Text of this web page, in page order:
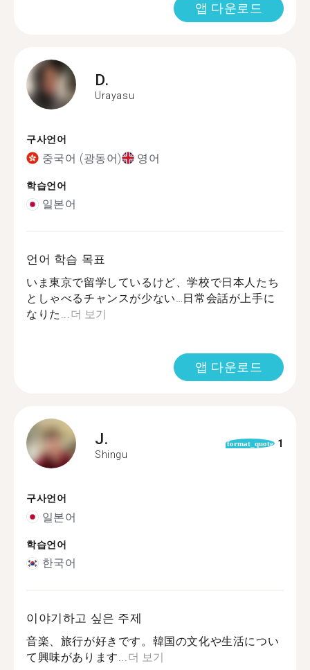
앱 다운로드
D.
Urayasu
구사언어
중국어 (광동어) 영어
학습언어
일본어
언어 학습 목표
いま東京で留学しているけど、学校で日本人たち
としゃべるチャンスが少ない…日常会話が上手に
なりた...더 보기
앱 다운로드
J.
Shingu
format_quote 1
구사언어
일본어
학습언어
한국어
이야기하고 싶은 주제
音楽、旅行が好きです。韓国の文化や生活につい
て興味があります...더 보기